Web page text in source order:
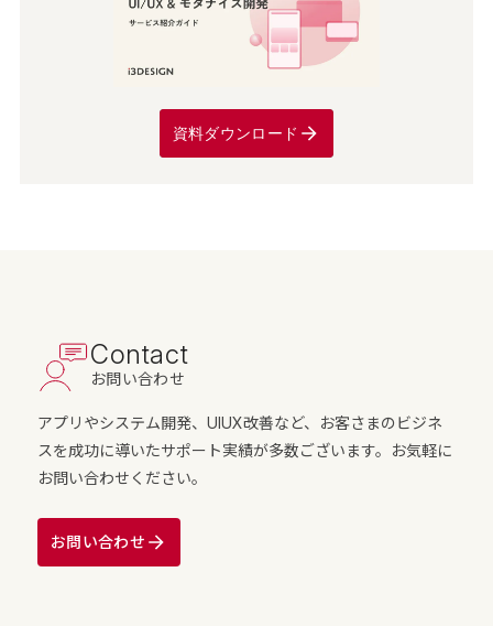
資料ダウンロード
Contact
お問い合わせ
アプリやシステム開発、UIUX改善など、お客さまのビジネ
スを成功に導いたサポート実績が多数ございます。お気軽に
お問い合わせください。
お問い合わせ